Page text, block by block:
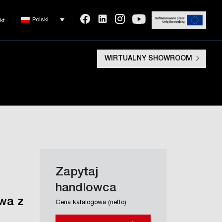
Polski
WIRTUALNY SHOWROOM
z
Zapytaj
handlowca
Cena katalogowa (netto)